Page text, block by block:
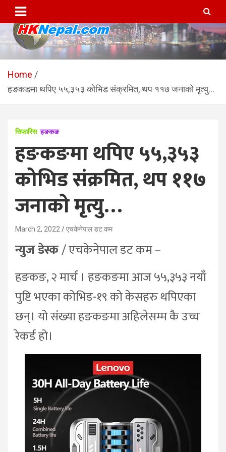
content
HKNepal.com – हङकङबाट
सञ्चालित पहिलो नेपाली अनलाईन
पत्रिका
hknepal, hknepal.com, hk nepal, hk nepal com
Home
हङकङमा थपिए ५५,३५३ कोभिड संक्रमित, थप ११७ जनाको मृत्यु…
सिफारिस हङकङ
हङकङमा थपिए ५५,३५३
कोभिड संक्रमित, थप ११७
जनाको मृत्यु…
March 2, 2022 एचकेनेपाल डट कम
न्युज डेस्क/ एचकेनेपाल डट कम –
हङकङ, २ मार्च । हङकङमा आज ५५,३५३ नयाँ
पुष्टि भएका कोभिड-१९ को केसहरु थपिएका
छन्। यो संख्या हङकङमा अहिलेसम्म कै उच्च
रेकर्ड हो।